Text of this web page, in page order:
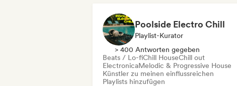
Poolside Electro Chill
Playlist-Kurator
> 400 Antworten gegeben
Beats / Lo-fiChill HouseChill out
ElectronicaMelodic & Progressive House
Künstler zu meinen einflussreichen
Playlists hinzufügen